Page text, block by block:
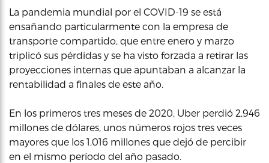
La pandemia mundial por el COVID-19 se está
ensañando particularmente con la empresa de
transporte compartido, que entre enero y marzo
triplicó sus pérdidas y se ha visto forzada a retirar las
proyecciones internas que apuntaban a alcanzar la
rentabilidad a finales de este año.
En los primeros tres meses de 2020, Uber perdió 2,946
millones de dólares, unos números rojos tres veces
mayores que los 1,016 millones que dejó de percibir
en el mismo período del año pasado.